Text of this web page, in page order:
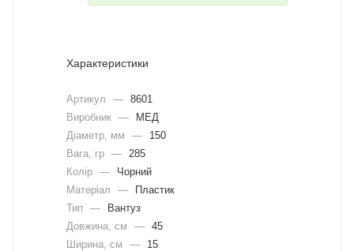
Характеристики
Артикул — 8601
Виробник —
МЕД
Діаметр, мм
—
150
Вага, гр —
285
Колір —
Чорний
Матеріал
—
Пластик
Тип
—
Вантуз
Довжина, cм
— 45
Ширина, cм
—
15